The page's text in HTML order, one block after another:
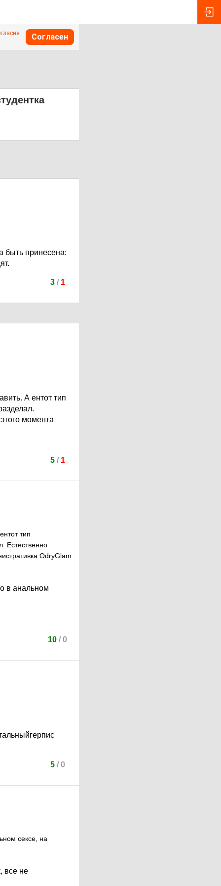
Согласен
быть принесена:
3/ 1
А ентот тип
момента
5/ 1
тип
Естественно
OdryGlam
в анальном
10 / 0
5/ 0
сексе, на
все не